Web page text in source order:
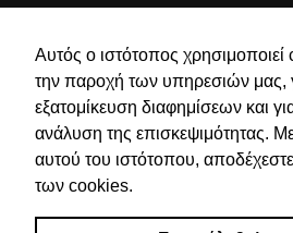
Αυτός ο ιστότοπος χρησιμοποιεί
την παροχή των υπηρεσιών μας,
εξατομίκευση διαφημίσεων και
ανάλυση της επισκεψιμότητας.
αυτού του ιστότοπου,
των cookies.
Χαλκιδικής 19, 546 43,
Θεσσαλονίκη
2310 839 188
2310 850 606